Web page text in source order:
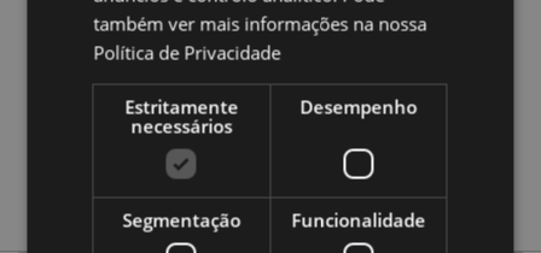
240
0.034000
Não
Adoramals
também ver mais informações na nossa
Política de Privacidade
Estritamente
necessários
Desempenho
Segmentação Funcionalidade